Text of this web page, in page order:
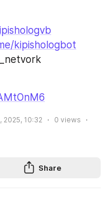
kipishologbot
2025, 10:32 0 views
Share